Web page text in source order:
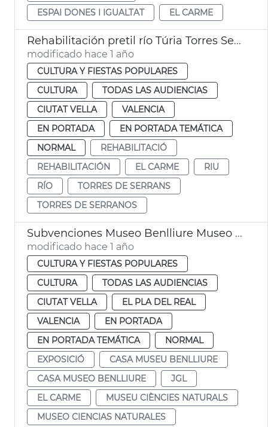
ESPAI DONES I IGUALTAT
EL CARME
Rehabilitación pretil río Túria Torres Serranos València
modificado hace 1 año
CULTURA Y FIESTAS POPULARES
CULTURA
TODAS LAS AUDIENCIAS
CIUTAT VELLA
VALENCIA
EN PORTADA
EN PORTADA TEMÁTICA
NORMAL
REHABILITACIÓ
REHABILITACIÓN
EL CARME
RIU
RÍO
TORRES DE SERRANS
TORRES DE SERRANOS
Subvenciones Museo Benlliure Museo Ciencias Naturales València
modificado hace 1 año
CULTURA Y FIESTAS POPULARES
CULTURA
TODAS LAS AUDIENCIAS
CIUTAT VELLA
EL PLA DEL REAL
VALENCIA
EN PORTADA
EN PORTADA TEMÁTICA
NORMAL
EXPOSICIÓ
CASA MUSEU BENLLIURE
CASA MUSEO BENLLIURE
JGL
EL CARME
MUSEU CIÈNCIES NATURALS
MUSEO CIENCIAS NATURALES